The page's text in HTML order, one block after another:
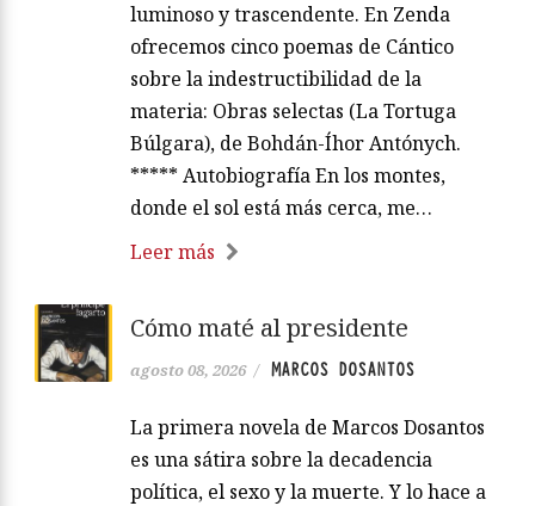
luminoso y trascendente. En Zenda
ofrecemos cinco poemas de Cántico
sobre la indestructibilidad de la
materia: Obras selectas (La Tortuga
Búlgara), de Bohdán-Íhor Antónych.
***** Autobiografía En los montes,
donde el sol está más cerca, me…
Leer más
Cómo maté al presidente
agosto 08, 2026 / MARCOS DOSANTOS
La primera novela de Marcos Dosantos
es una sátira sobre la decadencia
política, el sexo y la muerte. Y lo hace a